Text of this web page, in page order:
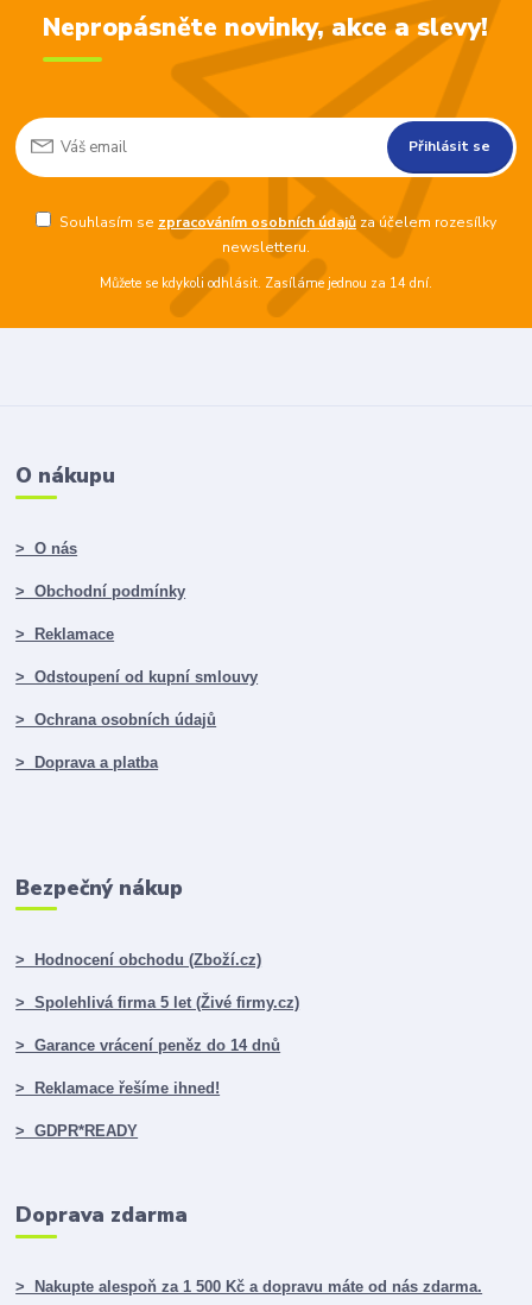
Nepropásněte novinky, akce a slevy!
Přihlásit se
Souhlasím se zpracováním osobních údajůza účelem rozesílky
newsletteru.
Můžete se kdykoli odhlásit. Zasíláme jednou za 14 dní.
O nákupu
> O nás
> Obchodní podmínky
> Reklamace
> Odstoupení od kupní smlouvy
> Ochrana osobních údajů
> Doprava a platba
Bezpečný nákup
> Hodnocení obchodu (Zboží.cz)
> Spolehlivá firma 5 let (Živé firmy.cz)
> Garance vrácení peněz do 14 dnů
> Reklamace řešíme ihned!
> GDPR*READY
Doprava zdarma
> Nakupte alespoň za 1 500 Kč a dopravu máte od nás zdarma.